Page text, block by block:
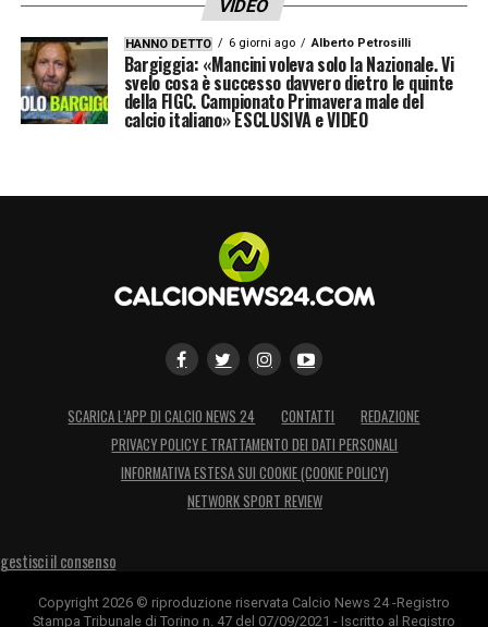
VIDEO
HANNO DETTO 6 giorni ago Alberto Petrosilli
Bargiggia: «Mancini voleva solo la Nazionale. Vi
svelo cosa è successo davvero dietro le quinte
della FIGC. Campionato Primavera male del
calcio italiano» ESCLUSIVA e VIDEO
SCARICA L’APP DI CALCIO NEWS 24 CONTATTI
REDAZIONE
PRIVACY POLICY E TRATTAMENTO DEI DATI PERSONALI
INFORMATIVA ESTESA SUI COOKIE (COOKIE POLICY)
NETWORK SPORT REVIEW
gestisci il consenso
Copyright 2026 © riproduzione riservata Calcio News 24 -Registro
Stampa Tribunale di Torino n. 47 del 07/09/2021 - Iscritto al Registro